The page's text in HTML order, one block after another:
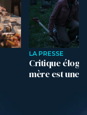
LA PRESSE
Critique
mère est une